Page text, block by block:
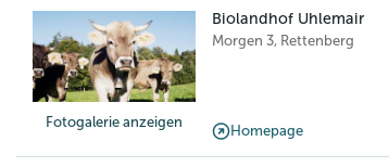
Fotogalerie anzeigen
Biolandhof Uhlemair
Morgen 3, Rettenberg
Homepage